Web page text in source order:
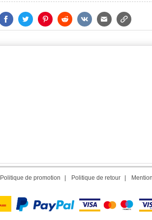
Politique de promotion | Politique de retour |